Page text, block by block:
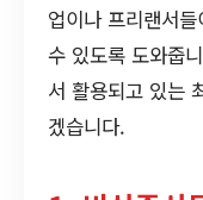
업이나 프리랜서
수 있도록 도와줍
서 활용되고 있는
겠습니다.